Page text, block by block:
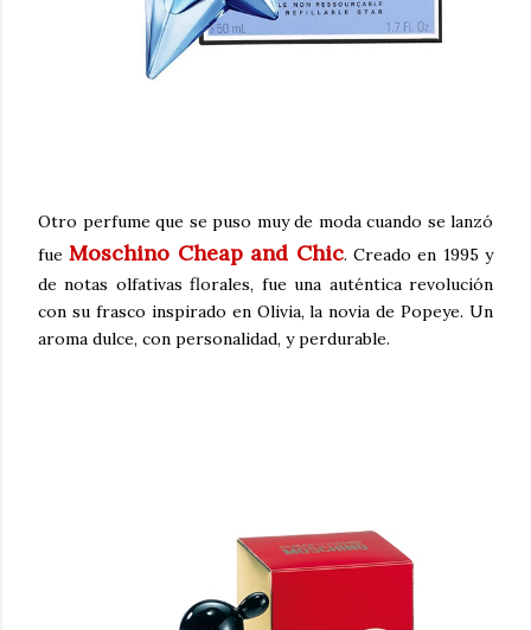
Otro perfume que se puso muy de moda cuando se lanzó
fueMoschino Cheap and Chic. Creado en 1995 y
de notas olfativas florales, fue una auténtica revolución
con su frasco inspirado en Olivia, la novia de Popeye. Un
aroma dulce, con personalidad, y perdurable.